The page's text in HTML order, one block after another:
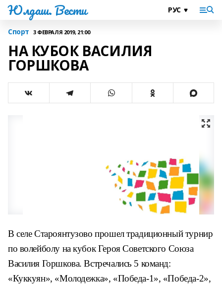
Юлдаш. Вести
Спорт 3 ФЕВРАЛЯ 2019, 21:00
НА КУБОК ВАСИЛИЯ
ГОРШКОВА
В селе Староянтузово прошел традиционный турнир
по волейболу на кубок Героя Советского Союза
Василия Горшкова. Встречались 5 команд:
«Куккуян», «Молодежка», «Победа-1», «Победа-2»,